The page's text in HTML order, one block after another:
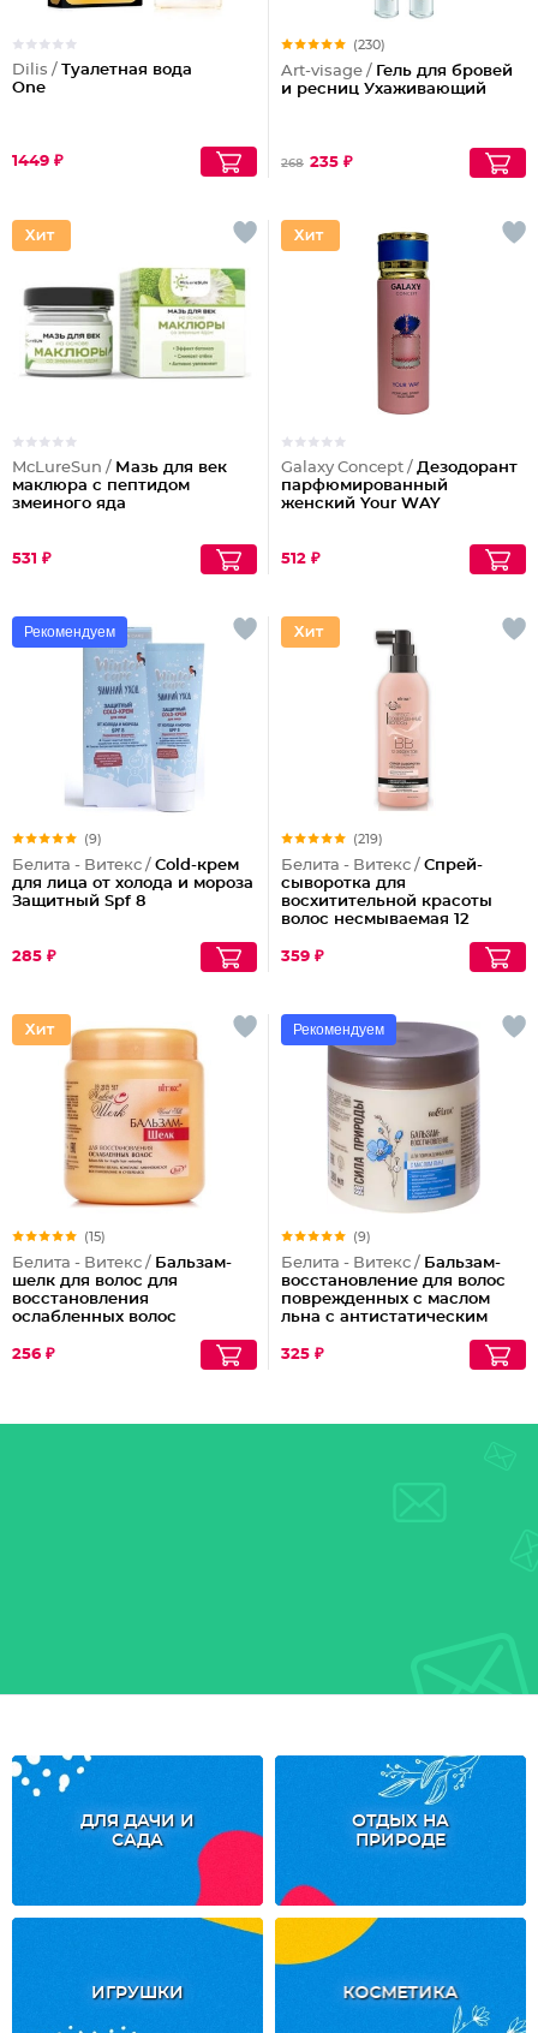
Dilis / Туалетная вода
One
1449 ₽
(230)
Art-visage / Гель для бровей
и ресниц Ухаживающий
268 235 ₽
McLureSun / Мазь для век
маклюра с пептидом
змеиного яда
531 ₽
Galaxy Concept / Дезодорант
парфюмированный
женский Your WAY
512 ₽
Рекомендуем
(9)
Белита - Витекс / Cold-крем
для лица от холода и мороза
Защитный Spf 8
285 ₽
(219)
Белита - Витекс / Спрей-
сыворотка для
восхитительной красоты
волос несмываемая 12
Волосы
359 ₽
(15)
Белита - Витекс / Бальзам-
шелк для волос для
восстановления
ослабленных волос
256 ₽
Рекомендуем
(9)
Белита - Витекс / Бальзам-
восстановление для волос
поврежденных с маслом
льна с антистатическим
325 ₽
ДЛЯ ДАЧИ И
САДА
ОТДЫХ НА
ПРИРОДЕ
ИГРУШКИ КОСМЕТИКА